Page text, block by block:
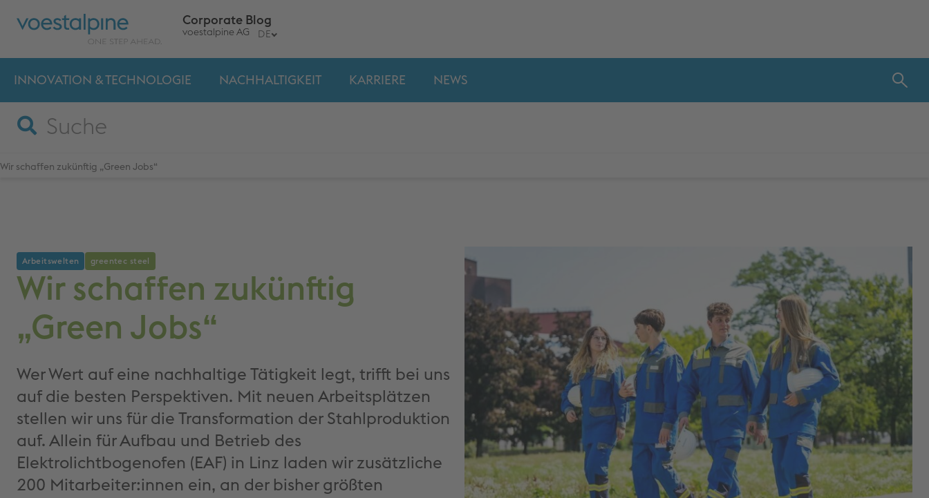
Corporate Blog
voestalpine AG DE
INNOVATION & TECHNO­LOGIE NACHHALTIGKEIT KARRIERE NEWS
Wir schaffen zukünftig „Green Jobs“
Arbeitswelten greentec steel
Wir schaffen zukünftig
„Green Jobs“
Wer Wert auf eine nachhaltige Tätigkeit legt, trifft bei uns
auf die besten Perspektiven. Mit neuen Arbeitsplätzen
stellen wir uns für die Transformation der Stahlproduktion
auf. Allein für Aufbau und Betrieb des
Elektrolichtbogenofen (EAF) in Linz laden wir zusätzliche
200 Mitarbeiter:innen ein, an der bisher größten